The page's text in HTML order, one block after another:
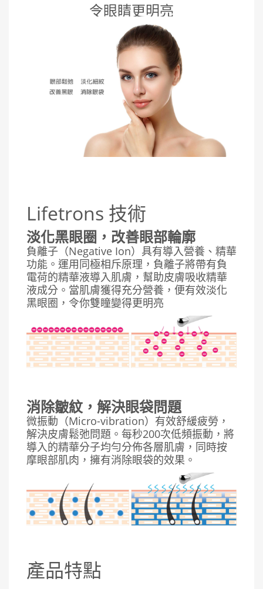
令眼睛更明亮
Lifetrons 技術
淡化黑眼圈，改善眼部輪廓
負離子（Negative Ion）具有導入營養、精華
功能。運用同極相斥原理，負離子將帶有負
電荷的精華液導入肌膚，幫助皮膚吸收精華
液成分。當肌膚獲得充分營養，便有效淡化
黑眼圈，令你雙瞳變得更明亮
消除皺紋，解決眼袋問題
微振動（Micro-vibration）有效舒緩疲勞，
解決皮膚鬆弛問題。每秒200次低頻振動，將
導入的精華分子均勻分佈各層肌膚，同時按
摩眼部肌肉，擁有消除眼袋的效果。
產品特點